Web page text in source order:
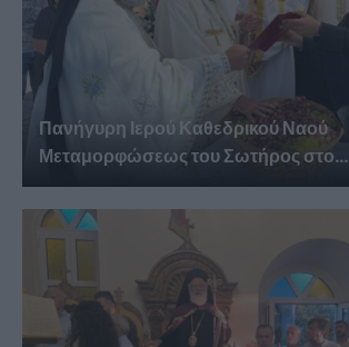
Πανήγυρη Ιερού Καθεδρικού Ναού
Μεταμορφώσεως του Σωτήρος στο...